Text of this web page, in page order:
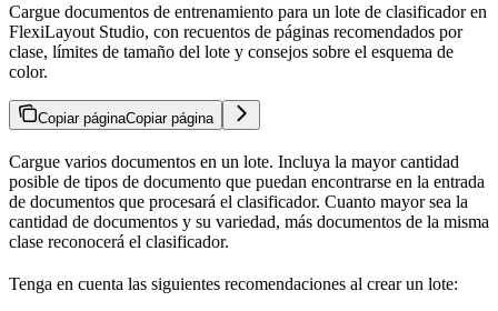
Cargue documentos de entrenamiento para un lote de clasificador en
FlexiLayout Studio, con recuentos de páginas recomendados por
clase, límites de tamaño del lote y consejos sobre el esquema de
color.
Copiar páginaCopiar página
Cargue varios documentos en un lote. Incluya la mayor cantidad
posible de tipos de documento que puedan encontrarse en la entrada
de documentos que procesará el clasificador. Cuanto mayor sea la
cantidad de documentos y su variedad, más documentos de la misma
clase reconocerá el clasificador.
Tenga en cuenta las siguientes recomendaciones al crear un lote: